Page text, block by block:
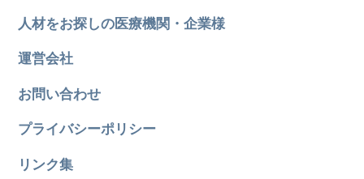
人材をお探しの医療機関・企業様
運営会社
お問い合わせ
プライバシーポリシー
リンク集